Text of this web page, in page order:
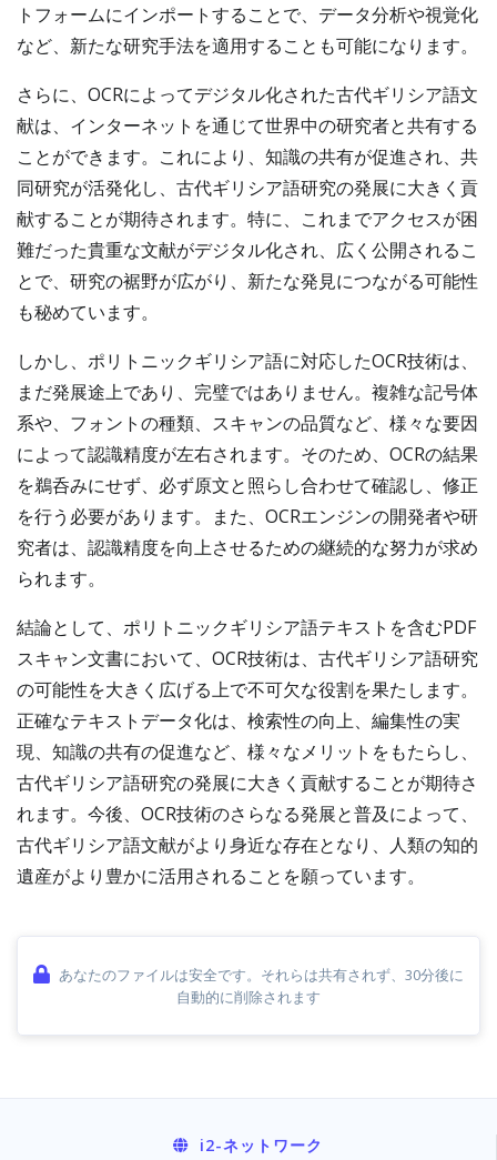
トフォームにインポートすることで、データ分析や視覚化
など、新たな研究手法を適用することも可能になります。
さらに、OCRによってデジタル化された古代ギリシア語文
献は、インターネットを通じて世界中の研究者と共有する
ことができます。これにより、知識の共有が促進され、共
同研究が活発化し、古代ギリシア語研究の発展に大きく貢
献することが期待されます。特に、これまでアクセスが困
難だった貴重な文献がデジタル化され、広く公開されるこ
とで、研究の裾野が広がり、新たな発見につながる可能性
も秘めています。
しかし、ポリトニックギリシア語に対応したOCR技術は、
まだ発展途上であり、完璧ではありません。複雑な記号体
系や、フォントの種類、スキャンの品質など、様々な要因
によって認識精度が左右されます。そのため、OCRの結果
を鵜呑みにせず、必ず原文と照らし合わせて確認し、修正
を行う必要があります。また、OCRエンジンの開発者や研
究者は、認識精度を向上させるための継続的な努力が求め
られます。
結論として、ポリトニックギリシア語テキストを含むPDF
スキャン文書において、OCR技術は、古代ギリシア語研究
の可能性を大きく広げる上で不可欠な役割を果たします。
正確なテキストデータ化は、検索性の向上、編集性の実
現、知識の共有の促進など、様々なメリットをもたらし、
古代ギリシア語研究の発展に大きく貢献することが期待さ
れます。今後、OCR技術のさらなる発展と普及によって、
古代ギリシア語文献がより身近な存在となり、人類の知的
遺産がより豊かに活用されることを願っています。
あなたのファイルは安全です。それらは共有されず、30分後に
自動的に削除されます
i2-ネットワーク